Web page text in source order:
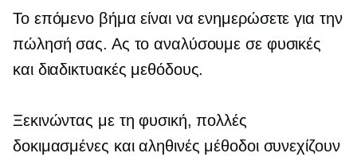
Το επόμενο βήμα είναι να ενημερώσετε για την
πώλησή σας. Ας το αναλύσουμε σε φυσικές
και διαδικτυακές μεθόδους.
Ξεκινώντας με τη φυσική, πολλές
δοκιμασμένες και αληθινές μέθοδοι συνεχίζουν